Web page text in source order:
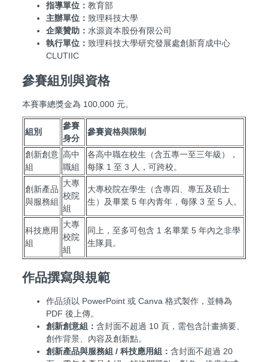
指導單位： 教育部
主辦單位： 致理科技大學
企業贊助： 水源資本股份有限公司
執行單位： 致理科技大學研究發展處創新育成中心
CLUTIIC
參賽組別與資格
本賽事總獎金為 100,000 元。
組別
參賽
身分
參賽資格與限制
創新創意
組
高中
職組
各高中職在校生（含五專一至三年級），
每隊 1 至 3 人，可跨校。
創新產品
與服務組
大專
校院
組
大專校院在學生（含專四、專五及碩士
生）及畢業 5 年內青年，每隊 3 至 5 人。
科技應用
組
大專
校院
組
同上，至多可包含 1 名畢業 5 年內之非學
生隊員。
作品撰寫與規範
作品須以 PowerPoint 或 Canva 格式製作，並轉為
PDF 後上傳。
創新創意組： 含封面不超過 10 頁，需包含計畫摘要、
創作背景、內容及創新點。
創新產品與服務組 / 科技應用組： 含封面不超過 20